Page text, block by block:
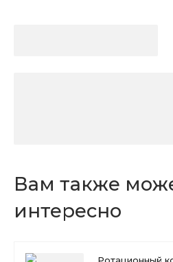
Вам также
интересно
Ротационный